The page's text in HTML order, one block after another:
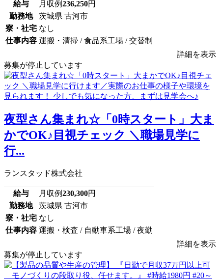
給与 月収例236,250円
勤務地
茨城県 古河市
寮・社宅 なし
仕事内容 運搬・清掃 / 食品系工場 / 交替制
詳細を表示
募集が停止しています
夜型さん集まれ☆「0時スタート」大ま
かでOK♪目視チェック ＼職場見学に
行...
ランスタッド株式会社
給与 月収例230,300円
勤務地
茨城県 古河市
寮・社宅 なし
仕事内容 運搬・検査 / 自動車系工場 / 夜勤
詳細を表示
募集が停止しています